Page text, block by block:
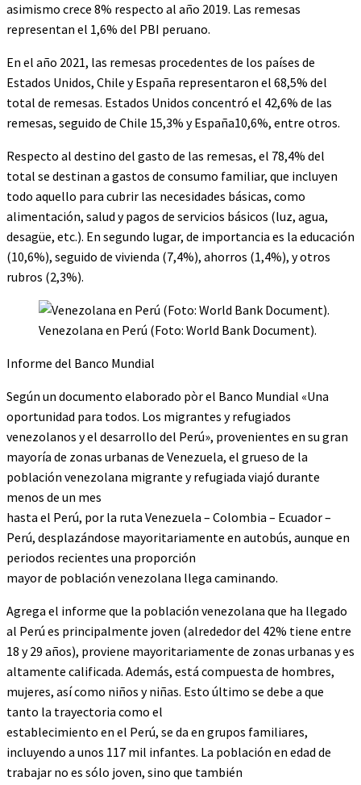
asimismo crece 8% respecto al año 2019. Las remesas
representan el 1,6% del PBI peruano.
En el año 2021, las remesas procedentes de los países de
Estados Unidos, Chile y España representaron el 68,5% del
total de remesas. Estados Unidos concentró el 42,6% de las
remesas, seguido de Chile 15,3% y España10,6%, entre otros.
Respecto al destino del gasto de las remesas, el 78,4% del
total se destinan a gastos de consumo familiar, que incluyen
todo aquello para cubrir las necesidades básicas, como
alimentación, salud y pagos de servicios básicos (luz, agua,
desagüe, etc.). En segundo lugar, de importancia es la educación
(10,6%), seguido de vivienda (7,4%), ahorros (1,4%), y otros
rubros (2,3%).
Venezolana en Perú (Foto: World Bank Document).
Informe del Banco Mundial
Según un documento elaborado pòr el Banco Mundial «Una
oportunidad para todos. Los migrantes y refugiados
venezolanos y el desarrollo del Perú», provenientes en su gran
mayoría de zonas urbanas de Venezuela, el grueso de la
población venezolana migrante y refugiada viajó durante
menos de un mes
hasta el Perú, por la ruta Venezuela – Colombia – Ecuador –
Perú, desplazándose mayoritariamente en autobús, aunque en
periodos recientes una proporción
mayor de población venezolana llega caminando.
Agrega el informe que la población venezolana que ha llegado
al Perú es principalmente joven (alrededor del 42% tiene entre
18 y 29 años), proviene mayoritariamente de zonas urbanas y es
altamente calificada. Además, está compuesta de hombres,
mujeres, así como niños y niñas. Esto último se debe a que
tanto la trayectoria como el
establecimiento en el Perú, se da en grupos familiares,
incluyendo a unos 117 mil infantes. La población en edad de
trabajar no es sólo joven, sino que también